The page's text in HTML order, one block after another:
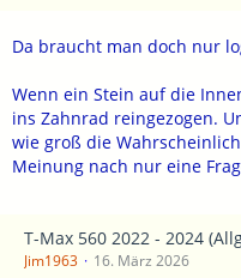
Da braucht man doch nur
Wenn ein Stein auf die
ins Zahnrad reingezogen.
wie groß die
Meinung nach nur eine
T-Max 560 2022 - 2024
Jim1963 16. März 2026